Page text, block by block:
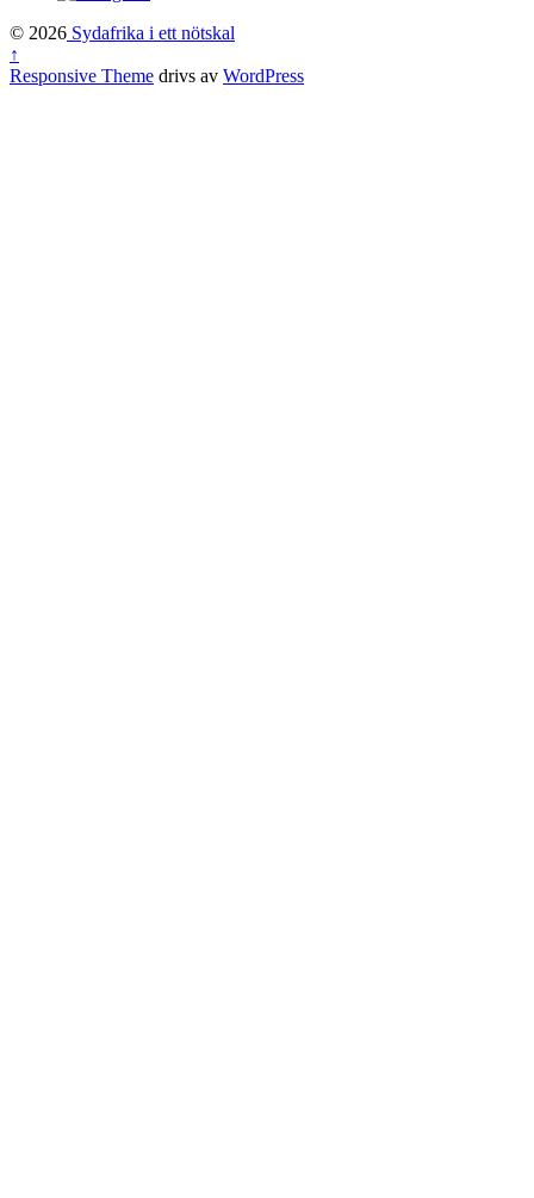
© 2026 Sydafrika i ett nötskal
↑
Responsive Theme drivs av WordPress